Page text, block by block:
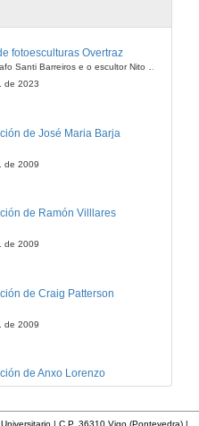
de 2017
fotoesculturas Overtraz
de 2023
de José Maria Barja
de 2009
de Ramón Villlares
de 2009
de Craig Patterson
de 2009
de Anxo Lorenzo
| C.P. 36310 Vigo (Pontevedra) |